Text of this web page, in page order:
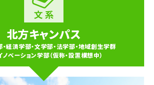
北方キャンパス
経済学部・文学部・法学部・地域創生学群
ベーション学部（仮称・設置構想中）